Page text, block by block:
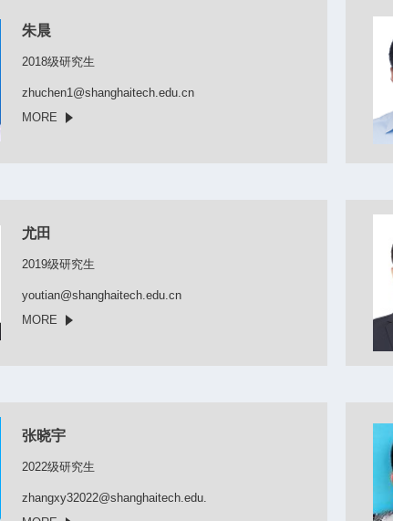
朱晨
2018级研究生
zhuchen1@shanghaitech.edu.cn
MORE
尤田
2019级研究生
youtian@shanghaitech.edu.cn
MORE
张晓宇
2022级研究生
zhangxy32022@shanghaitech.edu.